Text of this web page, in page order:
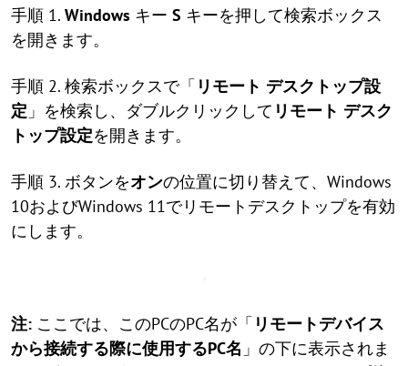
手順 1. Windows キー S キーを押して検索ボックス
を開きます。
手順 2. 検索ボックスで「 リモート デスクトップ設
定 」を検索し、ダブルクリックして リモート デスク
トップ設定を開きます。
手順 3. ボタンをオンの位置に切り替えて、Windows
10およびWindows 11でリモートデスクトップを有効
にします。
注: ここでは、このPCのPC名が「 リモートデバイス
から接続する際に使用するPC名 」の下に表示されま